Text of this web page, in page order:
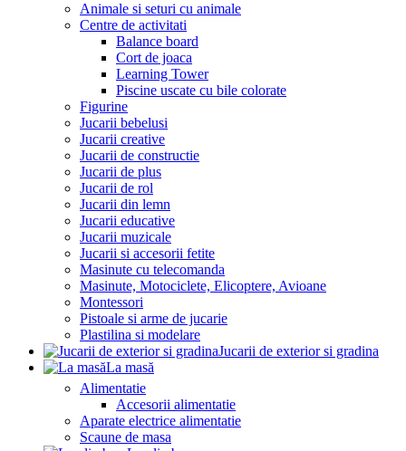
Animale si seturi cu animale
Centre de activitati
Balance board
Cort de joaca
Learning Tower
Piscine uscate cu bile colorate
Figurine
Jucarii bebelusi
Jucarii creative
Jucarii de constructie
Jucarii de plus
Jucarii de rol
Jucarii din lemn
Jucarii educative
Jucarii muzicale
Jucarii si accesorii fetite
Masinute cu telecomanda
Masinute, Motociclete, Elicoptere, Avioane
Montessori
Pistoale si arme de jucarie
Plastilina si modelare
Jucarii de exterior si gradina
La masă
Alimentatie
Accesorii alimentatie
Aparate electrice alimentatie
Scaune de masa